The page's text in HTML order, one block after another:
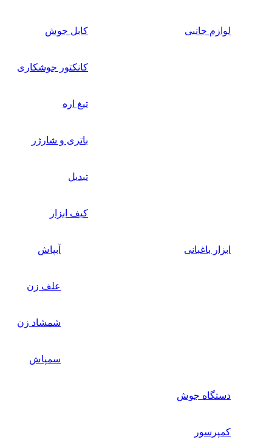
لوازم جانبی کابل جوش
کانکتور جوشکاری
تیغ اره
باتری و شارژر
تبدیل
کیف ابزار
ابزار باغبانی آبپاش
علف زن
شمشاد زن
سمپاش
دستگاه جوش
کمپرسور